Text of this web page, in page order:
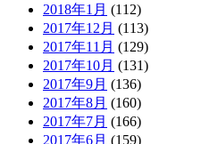
2018年1月 (112)
2017年12月 (113)
2017年11月 (129)
2017年10月 (131)
2017年9月 (136)
2017年8月 (160)
2017年7月 (166)
2017年6月 (159)